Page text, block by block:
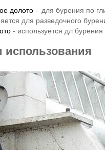
долото – для бурения по
для разведочного
- используется дл
использования